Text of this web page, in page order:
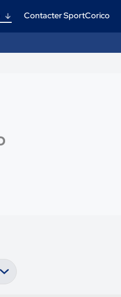
Contacter SportCorico